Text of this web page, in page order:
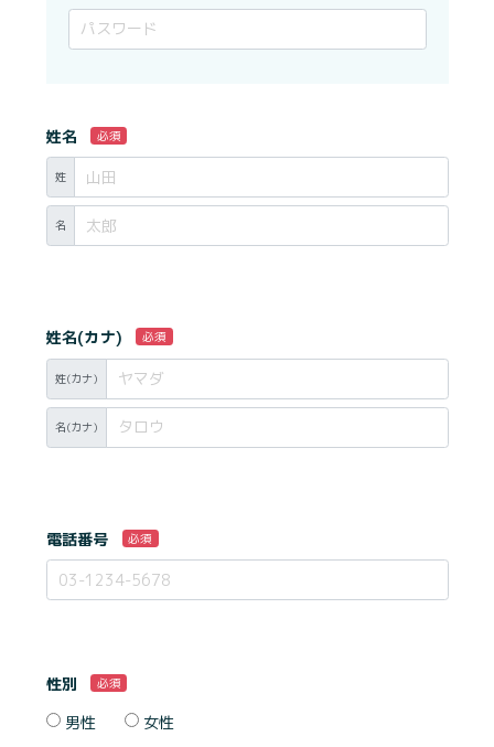
姓名 必須
姓
名
姓名(カナ) 必須
姓(カナ)
名(カナ)
電話番号 必須
性別 必須
男性 女性